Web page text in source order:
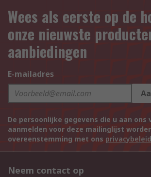
Wees als eerste op de
onze nieuwste
aanbiedingen
E-mailadres
De persoonlijke gegevens die u aan
aanmelden voor deze mailinglijst
overeenstemming met ons privacybeleid
Neem contact op